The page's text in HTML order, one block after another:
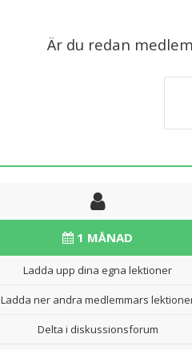
Är du redan
1 MÅNAD
Ladda upp dina egna lektioner
Ladda ner andra medlemmars
Delta i diskussionsforum